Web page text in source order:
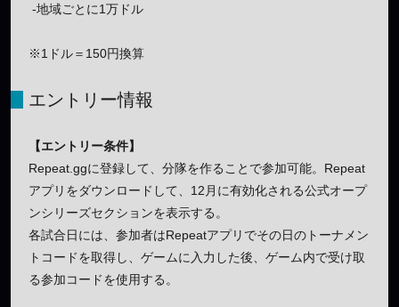
-地域ごとに1万ドル
※1ドル＝150円換算
エントリー情報
【エントリー条件】
Repeat.ggに登録して、分隊を作ることで参加可能。Repeat
アプリをダウンロードして、12月に有効化される公式オープ
ンシリーズセクションを表示する。
各試合日には、参加者はRepeatアプリでその日のトーナメン
トコードを取得し、ゲームに入力した後、ゲーム内で受け取
る参加コードを使用する。